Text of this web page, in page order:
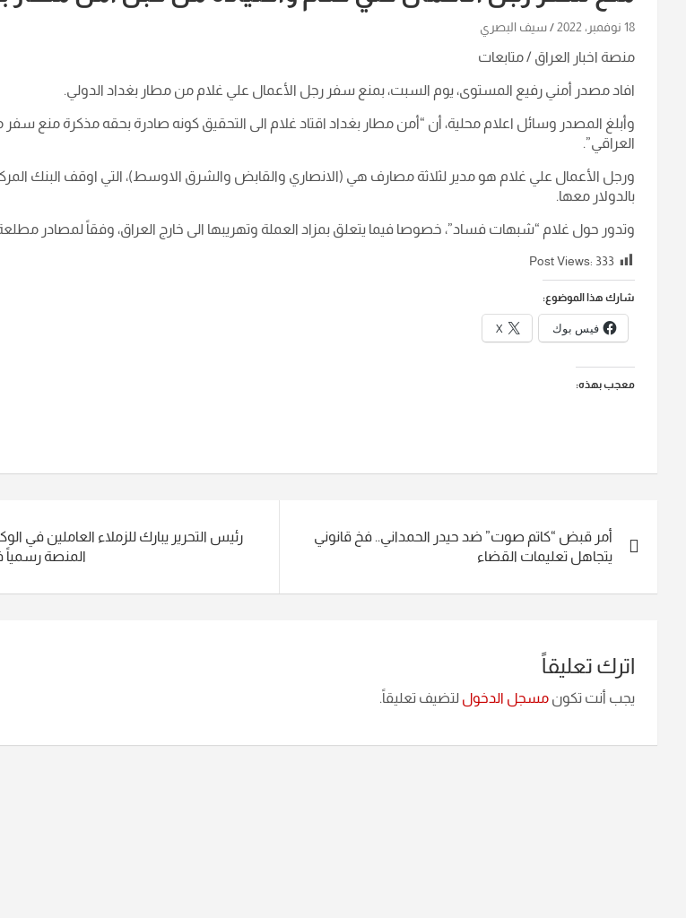
18 نوفمبر، 2022 سيف البصري
منصة اخبار العراق / متابعات
افاد مصدر أمني رفيع المستوى، يوم السبت، بمنع سفر رجل الأعمال علي غلام من مطار بغداد الدولي.
وأبلغ المصدر وسائل اعلام محلية، أن “أمن مطار بغداد اقتاد غلام الى التحقيق كونه صادرة بحقه مذكرة منع
العراقي”.
ورجل الأعمال علي غلام هو مدير لثلاثة مصارف هي (الانصاري والقابض والشرق الاوسط)، التي اوقف البنك
بالدولار معها.
وتدور حول غلام “شبهات فساد”، خصوصا فيما يتعلق بمزاد العملة وتهريبها الى خارج العراق، وفقاً لمصادر
Post Views: 333
شارك هذا الموضوع:
فيس بوك X
معجب بهذه:
المقالات
أمر قبض “كاتم صوت” ضد حيدر الحمداني.. فخ قانوني
يتجاهل تعليمات القضاء
رئيس التحرير يبارك للزملاء العاملين في
المنصة رسمياً
اترك تعليقاً
يجب أنت تكون مسجل الدخول لتضيف تعليقاً.